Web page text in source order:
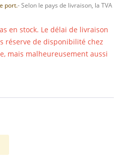
port.- Selon le pays de livraison, la TVA
en stock. Le délai de livraison
réserve de disponibilité chez
mais malheureusement aussi